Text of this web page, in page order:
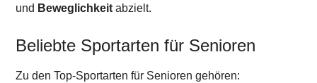
und Beweglichkeit abzielt.
Beliebte Sportarten für Senioren
Zu den Top-Sportarten für Senioren gehören: